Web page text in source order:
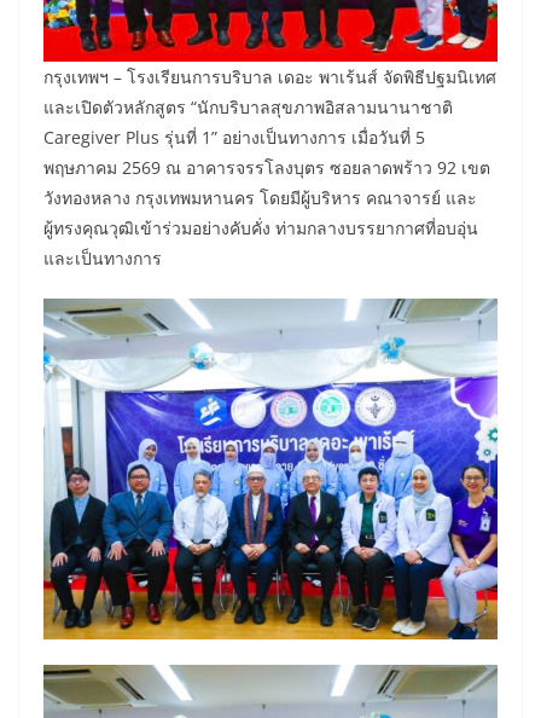
กรุงเทพฯ – โรงเรียนการบริบาล เดอะ พาเร้นส์ จัดพิธีปฐมนิเทศ
และเปิดตัวหลักสูตร “นักบริบาลสุขภาพอิสลามนานาชาติ
Caregiver Plus รุ่นที่ 1” อย่างเป็นทางการ เมื่อวันที่ 5
พฤษภาคม 2569 ณ อาคารจรรโลงบุตร ซอยลาดพร้าว 92 เขต
วังทองหลาง กรุงเทพมหานคร โดยมีผู้บริหาร คณาจารย์ และ
ผู้ทรงคุณวุฒิเข้าร่วมอย่างคับคั่ง ท่ามกลางบรรยากาศที่อบอุ่น
และเป็นทางการ